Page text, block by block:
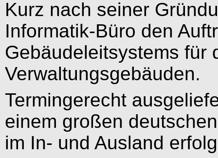
Kurz nach seiner
Informatik-Büro den
Gebäudeleitsystems für
Verwaltungsgebäuden.
Termingerecht
einem großen
im In- und Ausland